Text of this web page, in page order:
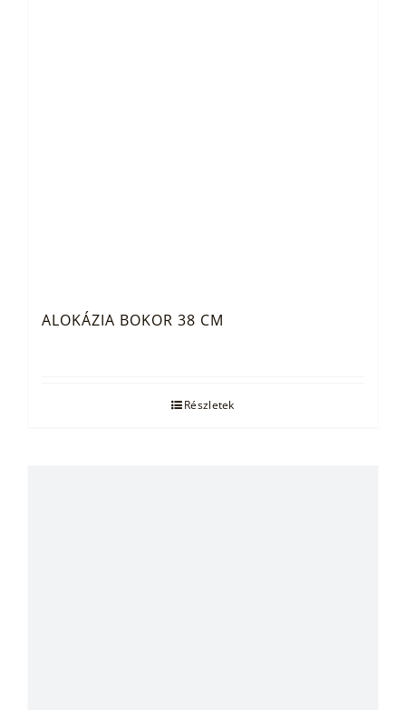
ALOKÁZIA BOKOR 38 CM
Részletek